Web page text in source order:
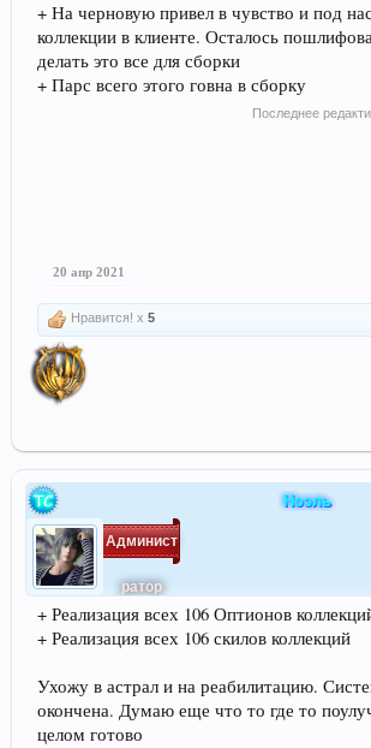
+ На черновую привел в чувство и под
коллекции в клиенте. Осталось
делать это все для сборки
+ Парс всего этого говна в сборку
Последнее
20 апр 2021
Нравится! x 5
Ноэль
Админист
ратор
+ Реализация всех 106 Оптионов
+ Реализация всех 106 скилов коллекций
Ухожу в астрал и на реабилитацию.
окончена. Думаю еще что то где то
целом готово